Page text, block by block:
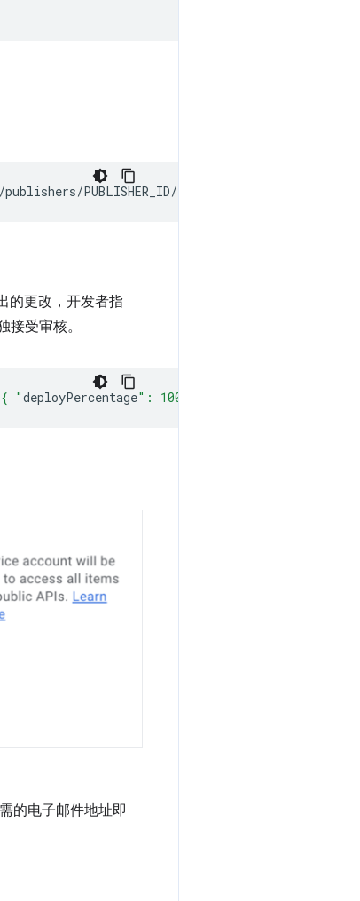
的更改，开发者指
受审核。
"deployPercentage": 100 }"
的电子邮件地址即